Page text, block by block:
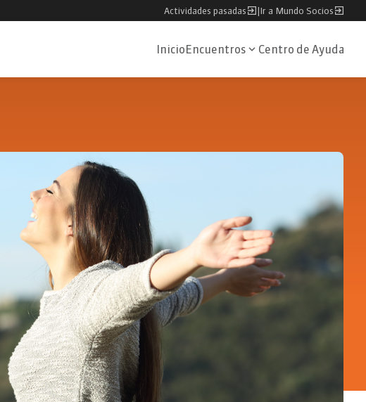
Actividades pasadas |Ir a Mundo Socios
InicioEncuentros Centro de Ayuda